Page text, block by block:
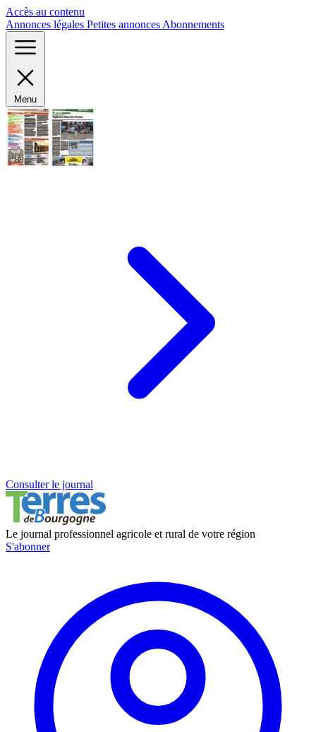
Accès au contenu
Annonces légales Petites annonces Abonnements
Menu
Consulter le journal
Le journal professionnel agricole et rural de votre région
S'abonner
Panneau de gestion des cookies